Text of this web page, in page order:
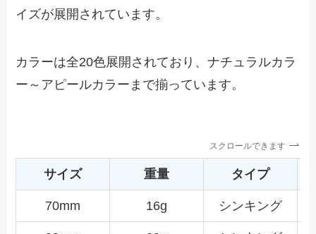
イズが展開されています。
カラーは全20色展開されており、ナチュラルカラ
ー～アピールカラーまで揃っています。
スクロールできます
サイズ 重量 タイプ
70mm 16g シンキング